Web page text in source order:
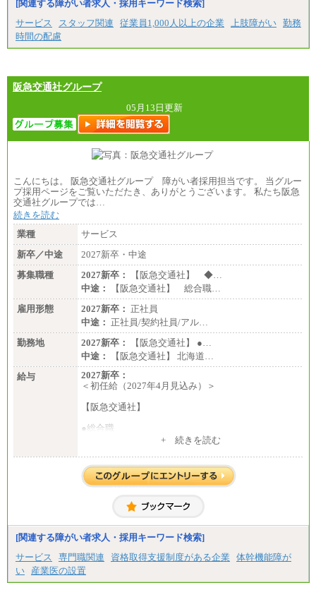
[関連する障がい者求人・採用キーワード検索]
サービス
スタッフ関連 従業員1,000人以上の企業 上肢障がい 勤務
時間の配慮
阪急交通社グループ
05月13日更新
こんにちは。 阪急交通社グループ 障がい者採用担当です。 当グルー
プ採用ページをご覧いただたき、ありがとうございます。 私たち阪急
交通社グループでは…
続きを読む
業種
サービス
新卒／中途
2027新卒・中途
募集職種
2027新卒：
【阪急交通社】 ◆…
中途：
【阪急交通社】 総合職…
雇用形態
2027新卒： 正社員
中途： 正社員/契約社員/アル…
勤務地
2027新卒：
【阪急交通社】 ●…
中途：
【阪急交通社】 北海道…
給与
2027新卒：
＜初任給（2027年4月見込み）＞
【阪急交通社】
●総合職
(※3)、239,000円(※4)、237,000円（※5）
・専門・短大卒
(※3)、218,500円(※4)、216,500円（※5）
※1…東京都、埼玉県、千葉県、神奈川県
※2…大阪府、京都府、兵庫県、滋賀県
※3…愛知県、静岡県
※4…北海道、宮城県、栃木県、群馬県、長野県、新
潟県、富山県、石川県、岡山県、広島県、山口県、
香川県、福岡県
+ 続きを読む
[関連する障がい者求人・採用キーワード検索]
サービス
専門職関連 資格取得支援制度がある企業
体幹機能障が
い
産業医の設置